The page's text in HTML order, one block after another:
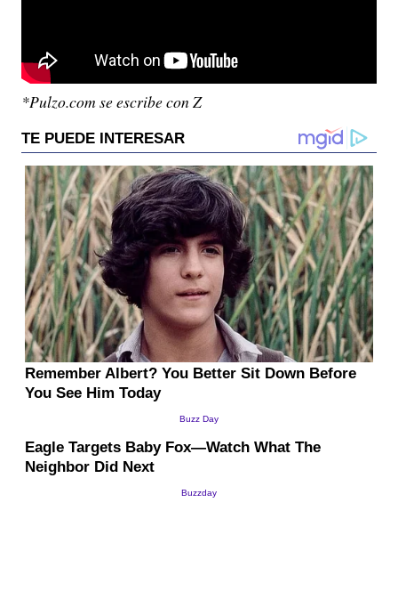
*Pulzo.com se escribe con Z